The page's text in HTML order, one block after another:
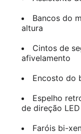
Bancos do
altura
Cintos de
afivelamento
Encosto do
Espelho
de direção
Faróis bi-